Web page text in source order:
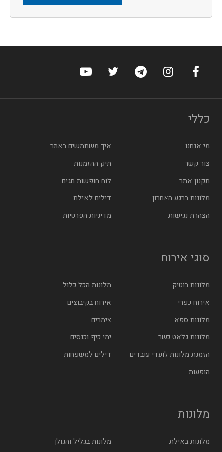
ערוץ הפייסבוק של הוטלס
ערוץ האינסטגרם של הוטלס
ערוץ הטלגרם של הוטלס
ערוץ טוויטר של הוטלס
ערוץ היוטיוב של
כללי
מי אנחנו
איך משתמשים באתר
צור קשר
תיק ההזמנות
תקנון אתר
לוח חופשות חגים
מלונות ברגע האחרון
דילים לאילת
הצהרת נגישות
מדיניות הפרטיות
סוגי אירוח
מלונות בוטיק
מלונות הכל כלול
אירוח כפרי
אירוח בקיבוצים
מלונות ספא
צימרים
מלונות גלאט כשר
ימי כיף וכנסים
הזמנת מלונות לועדי עובדים
דילים למשפחות
הופעות
מלונות
מלונות באילת מלונות בגליל והגולן